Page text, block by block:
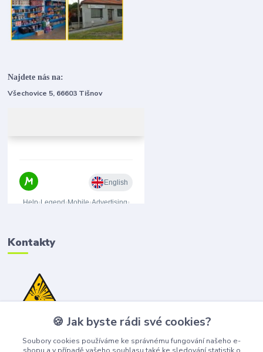
Najdete nás na:
Všechovice 5, 66603 Tišnov
Kontakty
(+420) 776 075 751🍪 Jak byste rádi své cookies?
Soubory cookies používáme ke správnému fungování našeho e-
shopu a v případě vašeho souhlasu také ke sledování statistik o